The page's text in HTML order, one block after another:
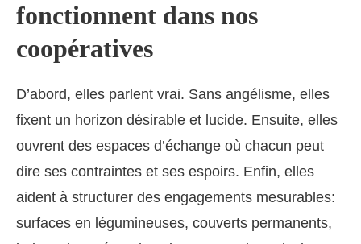
fonctionnent dans nos
coopératives
D’abord, elles parlent vrai. Sans angélisme, elles
fixent un horizon désirable et lucide. Ensuite, elles
ouvrent des espaces d’échange où chacun peut
dire ses contraintes et ses espoirs. Enfin, elles
aident à structurer des engagements mesurables:
surfaces en légumineuses, couverts permanents,